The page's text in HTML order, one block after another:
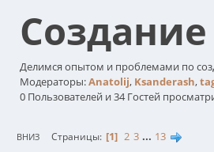
Создание
Делимся опытом и проблемами по
Модераторы:Anatolij, Ksanderash,
0 Пользователей и 34 Гостей
ВНИЗ Страницы 1 2 3 ... 13